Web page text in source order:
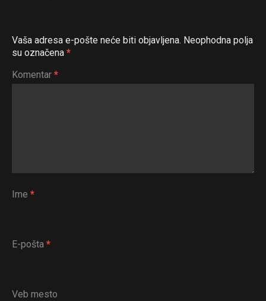
Vaša adresa e-pošte neće biti objavljena. Neophodna polja
su označena *
Komentar *
Ime *
E-pošta *
Veb mesto